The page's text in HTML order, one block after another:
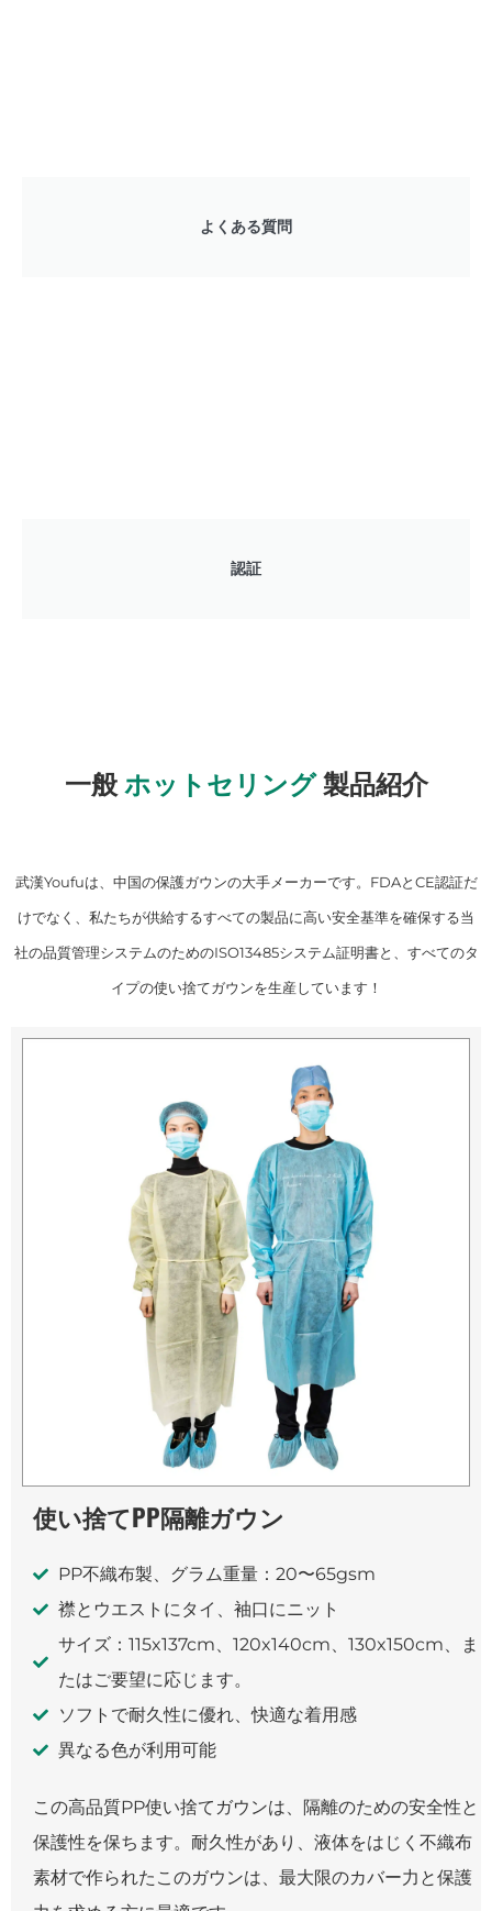
よくある質問
認証
一般ホットセリング製品紹介
武漢Youfuは、中国の保護ガウンの大手メーカーです。FDAとCE認証だ
けでなく、私たちが供給するすべての製品に高い安全基準を確保する当
社の品質管理システムのためのISO13485システム証明書と、すべてのタ
イプの使い捨てガウンを生産しています！
使い捨てPP隔離ガウン
PP不織布製、グラム重量：20〜65gsm
襟とウエストにタイ、袖口にニット
サイズ：115x137cm、120x140cm、130x150cm、ま
たはご要望に応じます。
ソフトで耐久性に優れ、快適な着用感
異なる色が利用可能
この高品質PP使い捨てガウンは、隔離のための安全性と
保護性を保ちます。耐久性があり、液体をはじく不織布
素材で作られたこのガウンは、最大限のカバー力と保護